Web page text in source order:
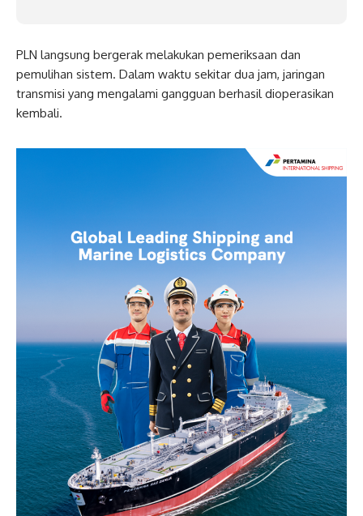
PLN langsung bergerak melakukan pemeriksaan dan
pemulihan sistem. Dalam waktu sekitar dua jam, jaringan
transmisi yang mengalami gangguan berhasil dioperasikan
kembali.